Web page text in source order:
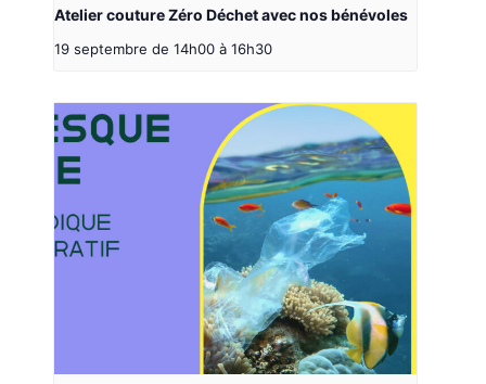
Atelier couture Zéro Déchet avec nos bénévoles
19 septembre de 14h00 à 16h30